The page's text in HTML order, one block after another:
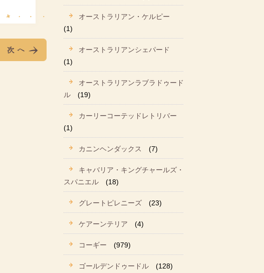
オーストラリアン・ケルピー
(1)
オーストラリアンシェパード
(1)
オーストラリアンラブラドゥード
ル
(19)
カーリーコーテッドレトリバー
(1)
カニンヘンダックス (7)
キャバリア・キングチャールズ・
スパニエル
(18)
グレートピレニーズ (23)
ケアーンテリア (4)
コーギー (979)
ゴールデンドゥードル (128)